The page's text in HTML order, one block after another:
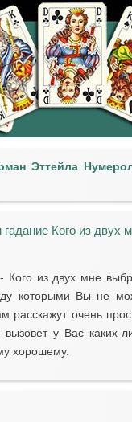
Эттейла
Кого из двух
Кого из двух мне
которыми Вы не
очень
у Вас каких-
хорошему.